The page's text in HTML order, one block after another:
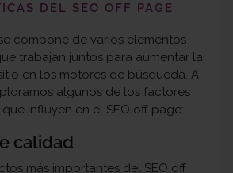
DEL SEO OFF PAGE
compone de varios elementos
trabajan juntos para aumentar la
en los motores de búsqueda. A
algunos de los factores
influyen en el SEO off page:
calidad
más importantes del SEO off